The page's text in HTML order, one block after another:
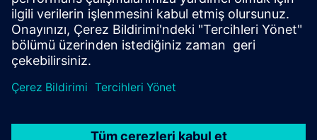
Bizimle iletişime geçin